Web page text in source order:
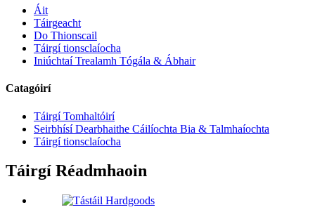
Áit
Táirgeacht
Do Thionscail
Táirgí tionsclaíocha
Iniúchtaí Trealamh Tógála & Ábhair
Catagóirí
Táirgí Tomhaltóirí
Seirbhísí Dearbhaithe Cáilíochta Bia & Talmhaíochta
Táirgí tionsclaíocha
Táirgí Réadmhaoin